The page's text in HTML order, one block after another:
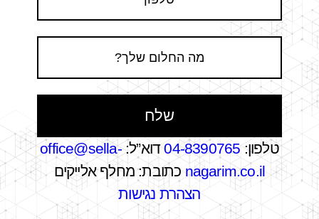
טלפון:04-8390765 דוא”ל:office@sella-
nagarim.co.ilכתובת: מחלף אלייקים
הצהרת נגישות